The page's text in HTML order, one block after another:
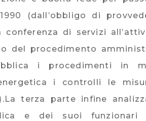
(dall’obbligo di
di servizi
del procedimento
i procedimenti in
i controlli le
terza parte infine
e dei suoi funzionari